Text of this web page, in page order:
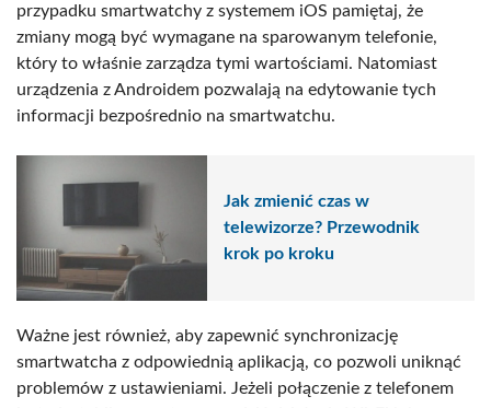
przypadku smartwatchy z systemem iOS pamiętaj, że
zmiany mogą być wymagane na sparowanym telefonie,
który to właśnie zarządza tymi wartościami. Natomiast
urządzenia z Androidem pozwalają na edytowanie tych
informacji bezpośrednio na smartwatchu.
Jak zmienić czas w
telewizorze? Przewodnik
krok po kroku
Ważne jest również, aby zapewnić synchronizację
smartwatcha z odpowiednią aplikacją, co pozwoli uniknąć
problemów z ustawieniami. Jeżeli połączenie z telefonem